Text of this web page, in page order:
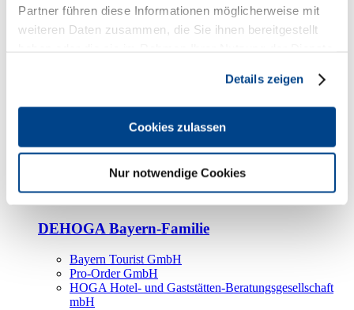
Partner führen diese Informationen möglicherweise mit
weiteren Daten zusammen, die Sie ihnen bereitgestellt
Details zeigen
Cookies zulassen
Nur notwendige Cookies
Kooperationspartner
Tourismusorganisationen
Bayern Tourismus Marketing GmbH
DEHOGA-Familie
Bundesverband
Fachverbände
DEHOGA Bayern-Familie
Bayern Tourist GmbH
Pro-Order GmbH
HOGA Hotel- und Gaststätten-Beratungsgesellschaft
mbH